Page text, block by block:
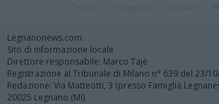
Legnanonews.com
Sito di informazione locale
Direttore responsabile: Marco Tajè
Registrazione al Tribunale di Milano n° 639 del 23/
Redazione: Via Matteotti, 3 (presso Famiglia
20025 Legnano (MI)